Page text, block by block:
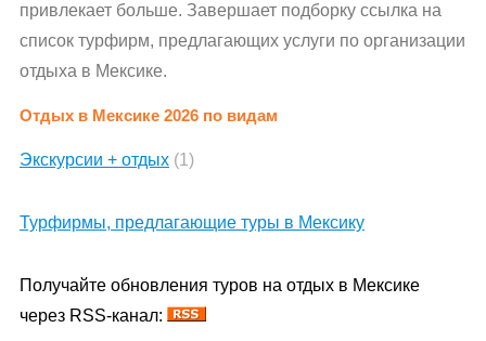
привлекает больше. Завершает подборку ссылка на
список турфирм, предлагающих услуги по организации
отдыха в Мексике.
Отдых в Мексике 2026 по видам
Экскурсии + отдых (1)
Турфирмы, предлагающие туры в Мексику
Получайте обновления туров на отдых в Мексике
через RSS-канал: